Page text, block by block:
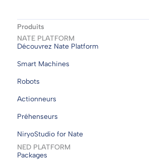
Produits
NATE PLATFORM
Découvrez Nate Platform
Smart Machines
Robots
Actionneurs
Préhenseurs
NiryoStudio for Nate
NED PLATFORM
Packages